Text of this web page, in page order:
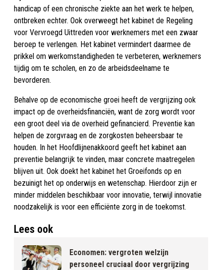
handicap of een chronische ziekte aan het werk te helpen,
ontbreken echter. Ook overweegt het kabinet de Regeling
voor Vervroegd Uittreden voor werknemers met een zwaar
beroep te verlengen. Het kabinet vermindert daarmee de
prikkel om werkomstandigheden te verbeteren, werknemers
tijdig om te scholen, en zo de arbeidsdeelname te
bevorderen.
Behalve op de economische groei heeft de vergrijzing ook
impact op de overheidsfinanciën, want de zorg wordt voor
een groot deel via de overheid gefinancierd. Preventie kan
helpen de zorgvraag en de zorgkosten beheersbaar te
houden. In het Hoofdlijnenakkoord geeft het kabinet aan
preventie belangrijk te vinden, maar concrete maatregelen
blijven uit. Ook doekt het kabinet het Groeifonds op en
bezuinigt het op onderwijs en wetenschap. Hierdoor zijn er
minder middelen beschikbaar voor innovatie, terwijl innovatie
noodzakelijk is voor een efficiënte zorg in de toekomst.
Lees ook
Economen: vergroten welzijn
personeel cruciaal door vergrijzing